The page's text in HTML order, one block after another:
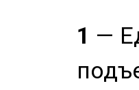
1 —